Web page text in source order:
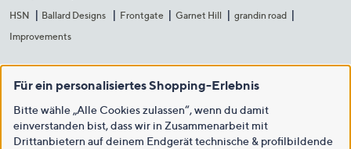
HSN
Ballard Designs Frontgate Garnet Hill
grandin road
Improvements
Für ein personalisiertes Shopping-Erlebnis
Bitte wähle „Alle Cookies zulassen“, wenn du damit
einverstanden bist, dass wir in Zusammenarbeit mit
Drittanbietern auf deinem Endgerät technische & profilbildende